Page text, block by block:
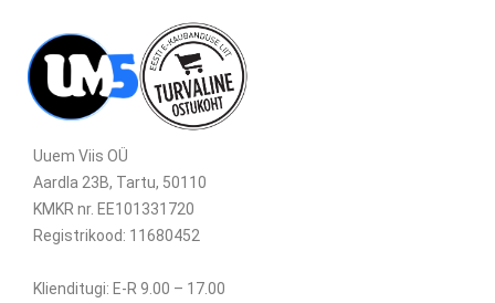
Uuem Viis OÜ
Aardla 23B, Tartu, 50110
KMKR nr. EE101331720
Registrikood: 11680452
Klienditugi: E-R 9.00 – 17.00